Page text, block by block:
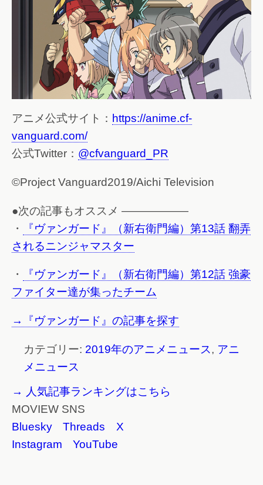
アニメ公式サイト： https://anime.cf-
vanguard.com/
公式Twitter： @cfvanguard_PR
©Project Vanguard2019/Aichi Television
●次の記事もオススメ ——————
・
『ヴァンガード』（新右衛門編）第13話 翻弄
されるニンジャマスター
・
『ヴァンガード』（新右衛門編）第12話 強豪
ファイター達が集ったチーム
→『ヴァンガード』の記事を探す
カテゴリー: 2019年のアニメニュース, アニ
メニュース
→ 人気記事ランキングはこちら
MOVIEW SNS
Bluesky
Threads
X
Instagram
YouTube